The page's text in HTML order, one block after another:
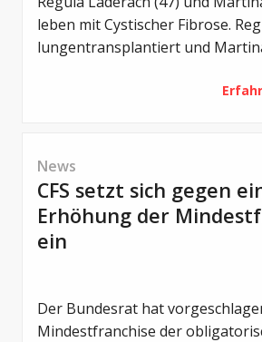
leben mit Cystischer Fibrose.
lungentransplantiert und
Lebenswege – und doch eine
News
CFS setzt sich gegen
Erhöhung der
ein
Der Bundesrat hat
Mindestfranchise der